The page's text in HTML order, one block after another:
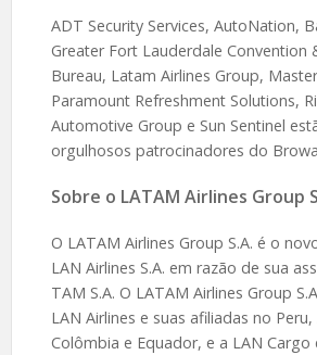
ADT Security Services, AutoNation,
Greater Fort Lauderdale Convention
Bureau, Latam Airlines Group,
Paramount Refreshment Solutions,
Automotive Group e Sun Sentinel
orgulhosos patrocinadores do
Sobre o LATAM Airlines Group
O LATAM Airlines Group S.A. é o
LAN Airlines S.A. em razão de sua
TAM S.A. O LATAM Airlines Group
LAN Airlines e suas afiliadas no
Colômbia e Equador, e a LAN Cargo